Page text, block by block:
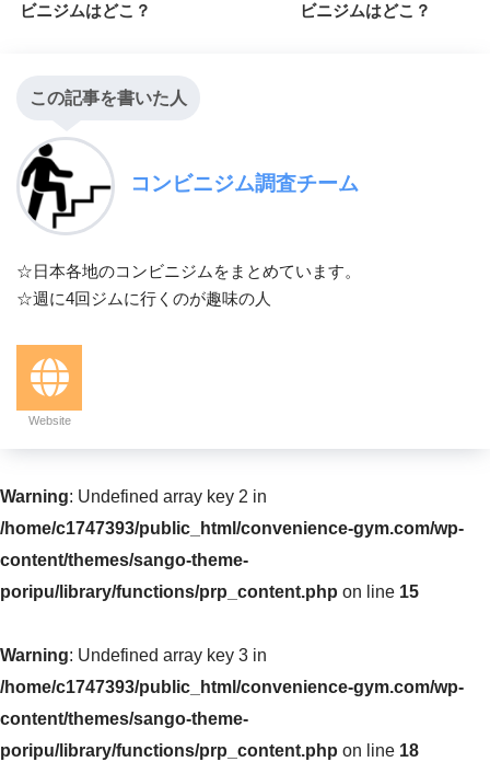
ビニジムはどこ？
ビニジムはどこ？
この記事を書いた人
コンビニジム調査チーム
☆日本各地のコンビニジムをまとめています。
☆週に4回ジムに行くのが趣味の人
Website
Warning: Undefined array key 2 in
/home/c1747393/public_html/convenience-gym.com/wp-
content/themes/sango-theme-
poripu/library/functions/prp_content.php on line 15
Warning: Undefined array key 3 in
/home/c1747393/public_html/convenience-gym.com/wp-
content/themes/sango-theme-
poripu/library/functions/prp_content.php on line 18